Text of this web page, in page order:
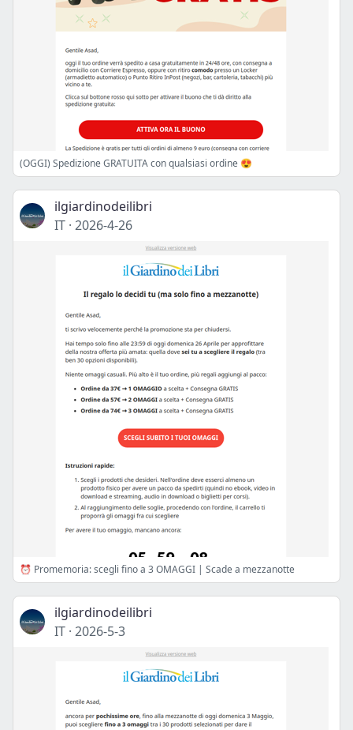
(OGGI) Spedizione GRATUITA con qualsiasi ordine 😍
ilgiardinodeilibri
IT · 2026-4-26
⏰ Promemoria: scegli fino a 3 OMAGGI | Scade a mezzanotte
ilgiardinodeilibri
IT · 2026-5-3